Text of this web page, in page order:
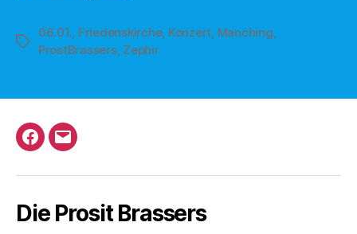
Schlagwörter
06.01. Friedenskirche, Konzert Manching
ProstBrassers, Zephir
Facebook
E-
Die Prosit Brassers